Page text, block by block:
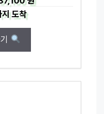
지도착